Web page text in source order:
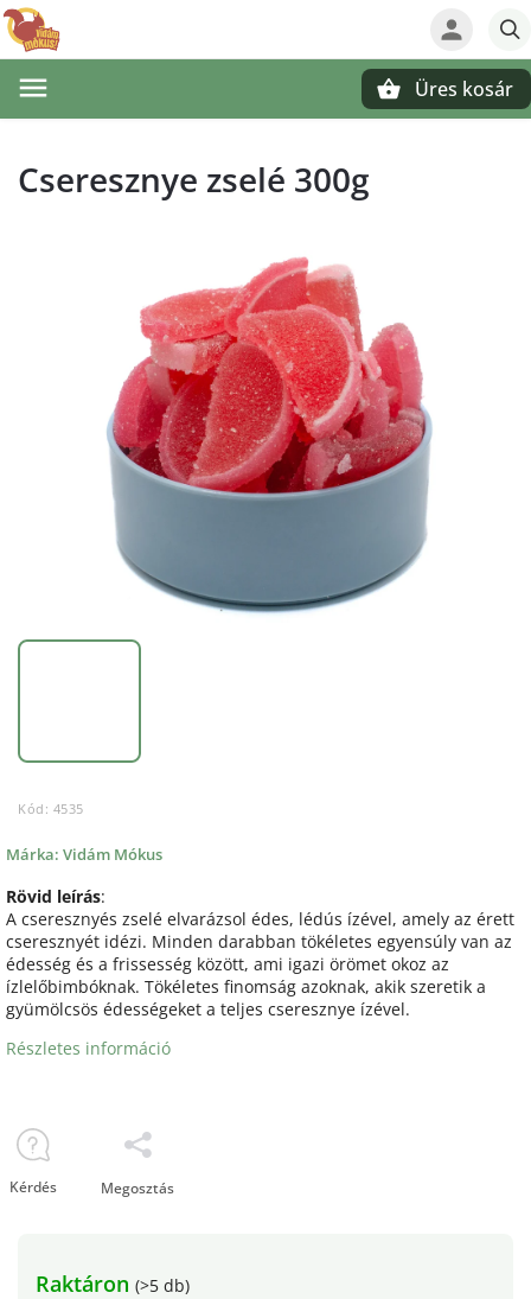
Üres kosár
Cseresznye zselé 300g
Kód: 4535
Márka: Vidám Mókus
Raktáron (>5 db)
Rövid leírás:
A cseresznyés zselé elvarázsol édes, lédús ízével, amely az érett
cseresznyét idézi. Minden darabban tökéletes egyensúly van az
édesség és a frissesség között, ami igazi örömet okoz az
ízlelőbimbóknak. Tökéletes finomság azoknak, akik szeretik a
gyümölcsös édességeket a teljes cseresznye ízével.
Részletes információ
Kérdés Megosztás